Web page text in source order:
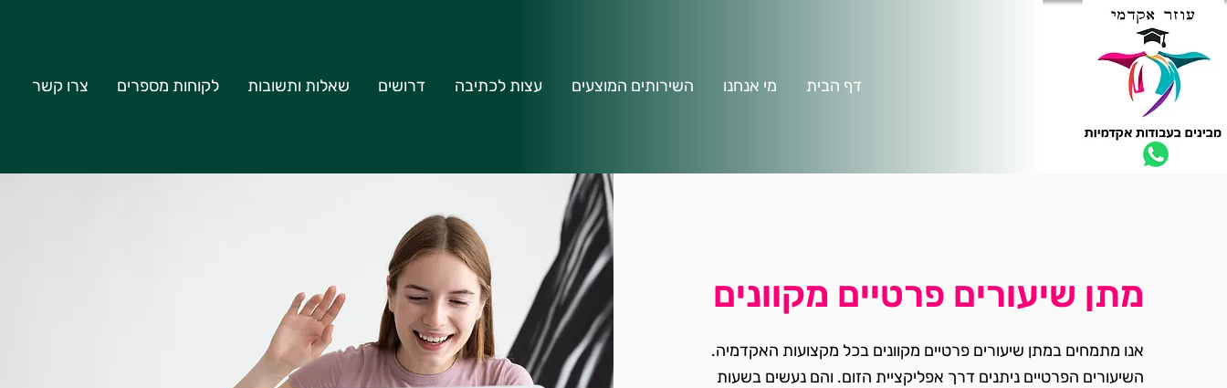
דף הבית מי אנחנו השירותים המוצעים עצות לכתיבה דרושים שאלות ותשובות לקוחות מספרים צרו קשר
מתן שיעורים פרטיים מקוונים
אנו מתמחים במתן שיעורים פרטיים מקוונים בכל מקצועות האקדמיה.
השיעורים הפרטיים ניתנים דרך אפליקציית הזום. והם נעשים בשעות